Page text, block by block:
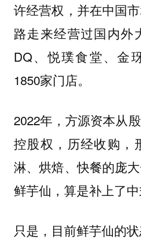
许经营权，并在中国
路走来经营过国内外
DQ、悦璞食堂、
1850家门店。
2022年，方源资本从
控股权，历经收购，
淋、烘焙、快餐的庞
鲜芋仙，算是补上了中
只是，目前鲜芋仙的